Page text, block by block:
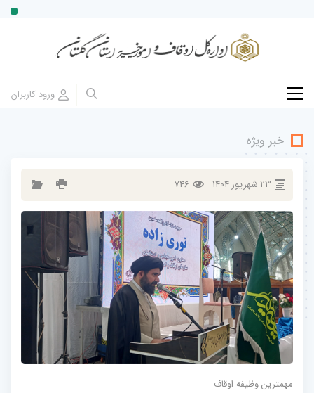
خبر ویژه
23 شهريور 1404
746
مهمترین وظیفه اوقاف